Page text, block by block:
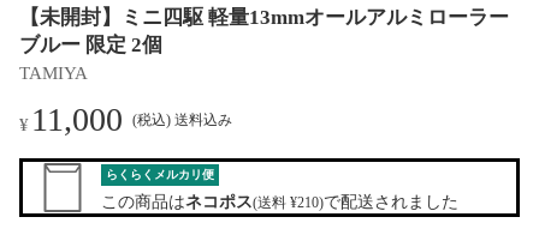
【未開封】ミニ四駆 軽量13mmオールアルミローラー
ブルー 限定 2個
TAMIYA
¥ 11,000 (税込) 送料込み
らくらくメルカリ便
この商品はネコポス(送料 ¥210)で配送されました